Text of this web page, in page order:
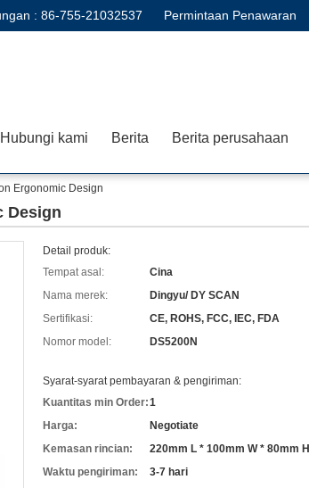
: 86-755-21032537 Permintaan Penawaran
Hubungi kami Berita Berita perusahaan
Ergonomic Design
Design
Detail produk:
Tempat asal:
Cina
Nama merek:
Dingyu/ DY SCAN
Sertifikasi:
CE, ROHS, FCC, IEC, FDA
Nomor model:
DS5200N
Syarat-syarat pembayaran & pengiriman:
Kuantitas min Order:1
Harga:
Negotiate
Kemasan rincian:
220mm L * 100mm W * 80mm H
Waktu pengiriman:
3-7 hari